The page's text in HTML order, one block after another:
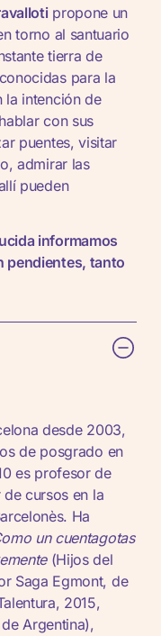
propone un
torno al santuario
tierra de
para la
la intención de
con sus
puentes, visitar
admirar las
pueden
informamos
pendientes, tanto
desde 2003,
de posgrado en
es profesor de
cursos en la
Ha
un cuentagotas
(Hijos del
Saga Egmont, de
2015,
Argentina),